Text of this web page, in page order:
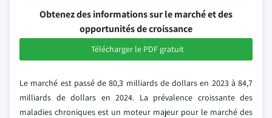
Obtenez des informations sur le marché et des
opportunités de croissance
Télécharger le PDF gratuit
Le marché est passé de 80,3 milliards de dollars en 2023 à 84,7
milliards de dollars en 2024. La prévalence croissante des
maladies chroniques est un moteur majeur pour le marché des